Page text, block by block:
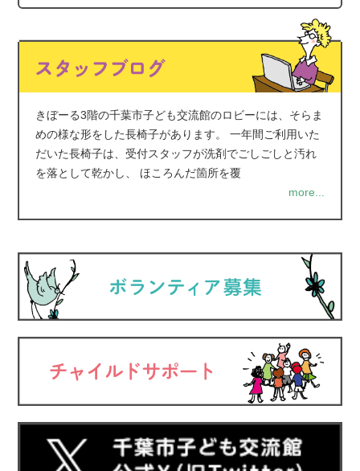
きぼーる3階の千葉市子ども交流館のロビーには、そらま
めの様な形をした長椅子があります。 一年間ご利用いた
だいた長椅子は、受付スタッフが洗剤でごしごしと汚れ
を落として乾かし、 ほころんだ箇所を覆
more...